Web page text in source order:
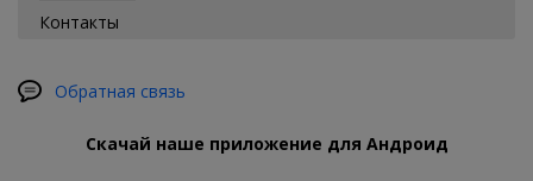
Контакты
Обратная связь
Скачай наше приложение для Андроид